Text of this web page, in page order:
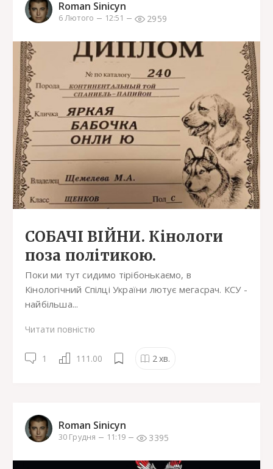
Roman Sinicyn
6 Лютого 12:51 2959
СОБАЧІ ВІЙНИ. Кінологи
поза політикою.
Поки ми тут сидимо тірібонькаємо, в
Кінологічний Спілці України лютує мегасрач. КСУ -
найбільша...
Читати повністю
1 111.00 2хв.
Roman Sinicyn
30 Грудня 11:19 3395